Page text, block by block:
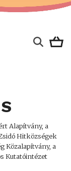
Alapítvány, a
Hitközségek
Közalapítvány, a
Kutatóintézet